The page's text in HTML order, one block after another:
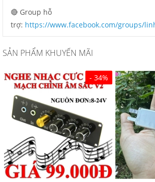
🔴 Group hỗ
trợ: https://www.facebook.com/groups/
SẢN PHẨM KHUYẾN MÃI
- 34%